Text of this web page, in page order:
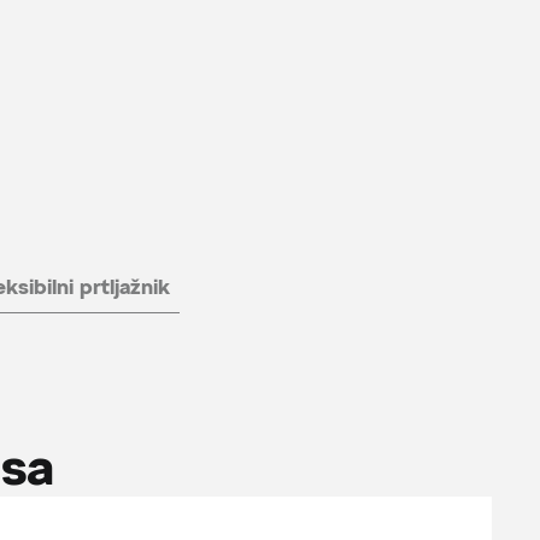
prtljažnik